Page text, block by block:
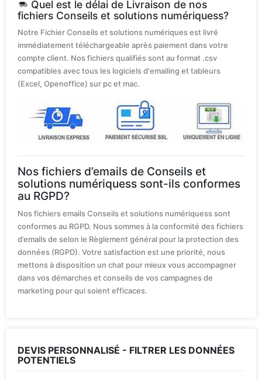
Quel est le délai de Livraison de nos
fichiers Conseils et solutions numériquess?
Notre Fichier Conseils et solutions numériques est livré
immédiatement téléchargeable après paiement dans votre
compte client. Nos fichiers qualifiés sont au format .csv
compatibles avec tous les logiciels d'emailing et tableurs
(Excel, Openoffice) sur pc et mac.
Nos fichiers d’emails de Conseils et
solutions numériquess sont-ils conformes
au RGPD?
Nos fichiers emails Conseils et solutions numériquess sont
conformes au RGPD. Nous sommes à la conformité des fichiers
d’emails de selon le Règlement général pour la protection des
données (RGPD). Votre satisfaction est une priorité, nous
mettons à disposition un chat pour mieux vous accompagner
dans vos démarches et conseils de vos campagnes de
marketing pour qui soient efficaces.
DEVIS PERSONNALISÉ - FILTRER LES DONNÉES
POTENTIELS